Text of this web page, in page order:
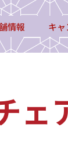
情報 キ
ェ